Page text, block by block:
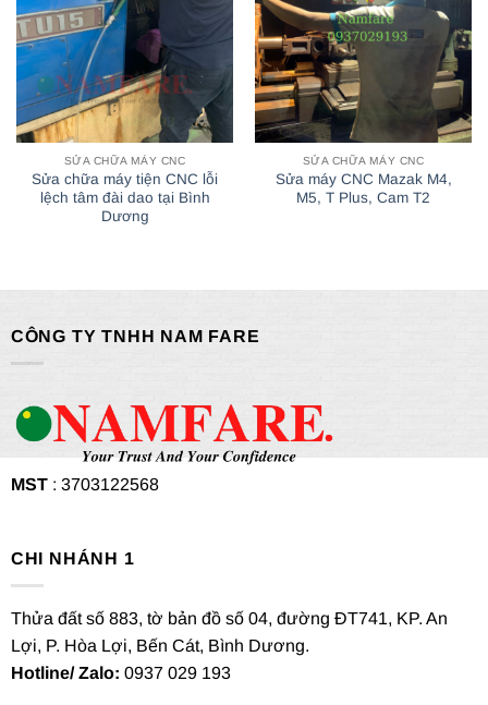
SỬA CHỮA MÁY CNC
Sửa chữa máy tiện CNC lỗi
lệch tâm đài dao tại Bình
Dương
SỬA CHỮA MÁY CNC
Sửa máy CNC Mazak M4,
M5, T Plus, Cam T2
CÔNG TY TNHH NAM FARE
MST: 3703122568
CHI NHÁNH 1
Thửa đất số 883, tờ bản đồ số 04, đường ĐT741, KP. An
Lợi, P. Hòa Lợi, Bến Cát, Bình Dương.
Hotline/ Zalo: 0937 029 193